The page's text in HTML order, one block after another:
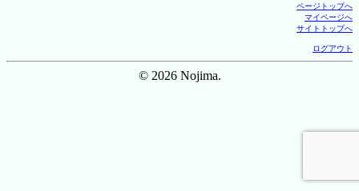
ページトップへ
マイページへ
サイトトップへ
ログアウト
© 2026 Nojima.